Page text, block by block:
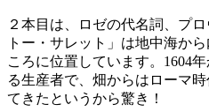
２本目は、ロゼの代名詞、プ
トー・サレット」は地中海か
ころに位置しています。1604
る生産者で、畑からはローマ
てきたというから驚き！